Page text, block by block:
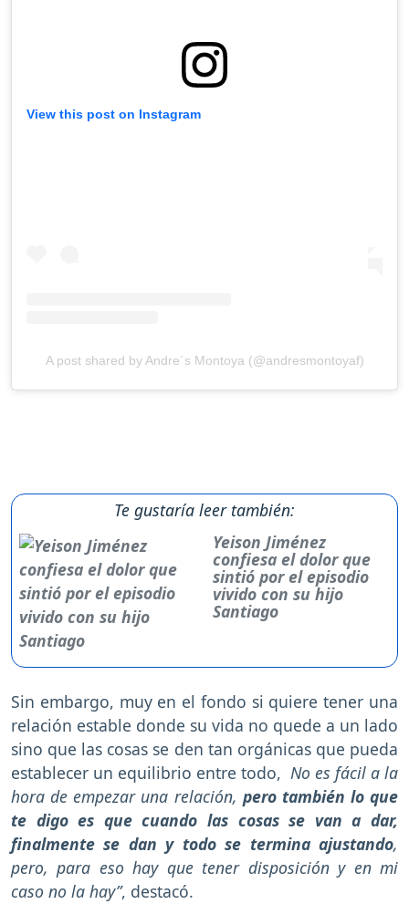
View this post on Instagram
A post shared by Andre´s Montoya (@andresmontoyaf)
Te gustaría leer también:
Yeison Jiménez
confiesa el dolor que
sintió por el episodio
vivido con su hijo
Santiago
Sin embargo, muy en el fondo si quiere tener una
relación estable donde su vida no quede a un lado
sino que las cosas se den tan orgánicas que pueda
establecer un equilibrio entre todo, No es fácil a la
hora de empezar una relación, pero también lo que
te digo es que cuando las cosas se van a dar,
finalmente se dan y todo se termina ajustando,
pero, para eso hay que tener disposición y en mi
caso no la hay”, destacó.